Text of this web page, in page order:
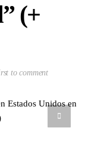
(+
to comment